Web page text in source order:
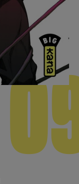
S’inscrire